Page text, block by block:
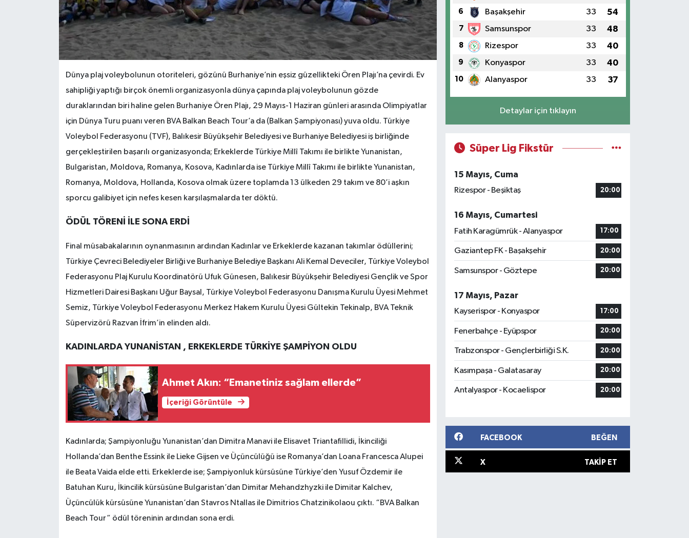
Dünya plaj voleybolunun otoriteleri, gözünü Burhaniye’nin eşsiz güzellikteki Ören Plajı’na çevirdi. Ev
sahipliği yaptığı birçok önemli organizasyonla dünya çapında plaj voleybolunun gözde
duraklarından biri haline gelen Burhaniye Ören Plajı, 29 Mayıs-1 Haziran günleri arasında Olimpiyatlar
için Dünya Turu puanı veren BVA Balkan Beach Tour’a da (Balkan Şampiyonası) yuva oldu. Türkiye
Voleybol Federasyonu (TVF), Balıkesir Büyükşehir Belediyesi ve Burhaniye Belediyesi iş birliğinde
gerçekleştirilen başarılı organizasyonda; Erkeklerde Türkiye Millî Takımı ile birlikte Yunanistan,
Bulgaristan, Moldova, Romanya, Kosova, Kadınlarda ise Türkiye Millî Takımı ile birlikte Yunanistan,
Romanya, Moldova, Hollanda, Kosova olmak üzere toplamda 13 ülkeden 29 takım ve 80’i aşkın
sporcu galibiyet için nefes kesen karşılaşmalarda ter döktü.
ÖDÜL TÖRENİ İLE SONA ERDİ
Final müsabakalarının oynanmasının ardından Kadınlar ve Erkeklerde kazanan takımlar ödüllerini;
Türkiye Çevreci Belediyeler Birliği ve Burhaniye Belediye Başkanı Ali Kemal Deveciler, Türkiye Voleybol
Federasyonu Plaj Kurulu Koordinatörü Ufuk Günesen, Balıkesir Büyükşehir Belediyesi Gençlik ve Spor
Hizmetleri Dairesi Başkanı Uğur Baysal, Türkiye Voleybol Federasyonu Danışma Kurulu Üyesi Mehmet
Semiz, Türkiye Voleybol Federasyonu Merkez Hakem Kurulu Üyesi Gültekin Tekinalp, BVA Teknik
Süpervizörü Razvan İfrim’in elinden aldı.
KADINLARDA YUNANİSTAN , ERKEKLERDE TÜRKİYE ŞAMPİYON OLDU
Ahmet Akın: “Emanetiniz sağlam ellerde”
İçeriği Görüntüle
Kadınlarda; Şampiyonluğu Yunanistan’dan Dimitra Manavi ile Elisavet Triantafillidi, İkinciliği
Hollanda’dan Benthe Essink ile Lieke Gijsen ve Üçüncülüğü ise Romanya’dan Loana Francesca Alupei
ile Beata Vaida elde etti. Erkeklerde ise; Şampiyonluk kürsüsüne Türkiye’den Yusuf Özdemir ile
Batuhan Kuru, İkincilik kürsüsüne Bulgaristan’dan Dimitar Mehandzhyzki ile Dimitar Kalchev,
Üçüncülük kürsüsüne Yunanistan’dan Stavros Ntallas ile Dimitrios Chatzinikolaou çıktı. “BVA Balkan
Beach Tour” ödül töreninin ardından sona erdi.
6 Başakşehir 33 54
7 Samsunspor 33 48
8 Rizespor 33 40
9 Konyaspor 33 40
10 Alanyaspor 33 37
Detaylar için tıklayın
Süper Lig Fikstür
15 Mayıs, Cuma
Rizespor - Beşiktaş
20:00
16 Mayıs, Cumartesi
Fatih Karagümrük - Alanyaspor
17:00
Gaziantep FK - Başakşehir 20:00
Samsunspor - Göztepe 20:00
17 Mayıs, Pazar
Kayserispor - Konyaspor
17:00
Fenerbahçe - Eyüpspor 20:00
Trabzonspor - Gençlerbirliği S.K. 20:00
Kasımpaşa - Galatasaray 20:00
Antalyaspor - Kocaelispor 20:00
FACEBOOK BEĞEN
X TAKIP ET